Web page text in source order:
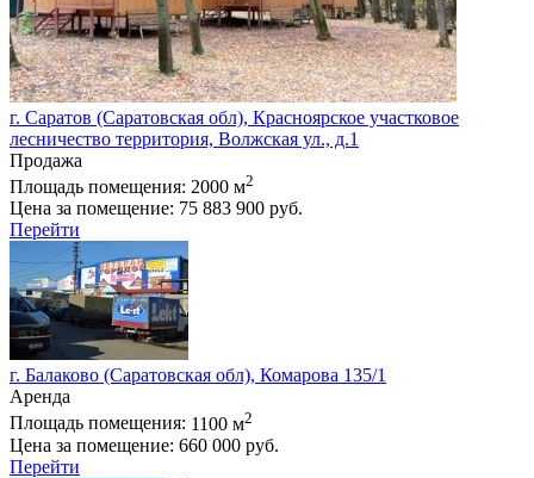
г. Саратов (Саратовская обл), Красноярское участковое
лесничество территория, Волжская ул., д.1
Продажа
Площадь помещения: 2000 м2
Цена за помещение: 75 883 900 руб.
Перейти
г. Балаково (Саратовская обл), Комарова 135/1
Аренда
Площадь помещения: 1100 м2
Цена за помещение: 660 000 руб.
Перейти